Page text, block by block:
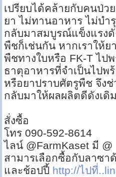
เปรียบได้คล้ายกับคนป่ว
ยา ไม่ทานอาหาร ไม่บำ
กลับมาสมบูรณ์แข็งแรงดั
พืชก็เช่นกัน หากเราให้ย
พืชทางใบหรือ FK-T ไป
ธาตุอาหารที่จำเป็นไปพ
หรือยาปราบศัตรูพืช จึง
กลับมาให้ผลผลิตดีดังเดิม
สั่งซื้อ
โทร 090-592-8614
ไลน์ @FarmKaset มี
สามารเลือกซื้อกับลาซา
และช้อปปี้ http://ไปที่